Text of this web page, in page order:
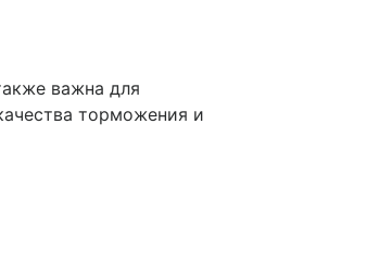
важна для
торможения и